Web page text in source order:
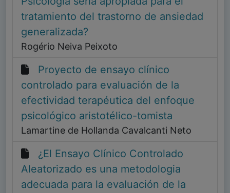
tratamiento del trastorno de ansiedad
generalizada?
Rogério Neiva Peixoto
Proyecto de ensayo clínico
controlado para evaluación de la
efectividad terapéutica del enfoque
psicológico aristotélico-tomista
Lamartine de Hollanda Cavalcanti Neto
¿El Ensayo Clínico Controlado
Aleatorizado es una metodologia
adecuada para la evaluación de la